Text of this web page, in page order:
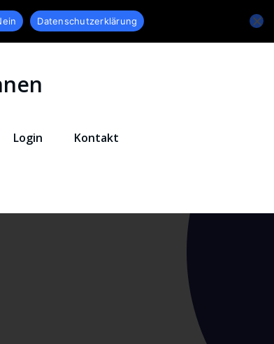
Login Kontakt
Datenschutzerklärung